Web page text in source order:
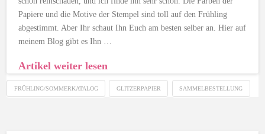
Papiere und die Motive der Stempel sind toll auf den Frühling
abgestimmt. Aber Ihr schaut Ihn Euch am besten selber an. Hier auf
meinem Blog gibt es Ihn …
Artikel weiter lesen
FRÜHLING/SOMMERKATALOG GLITZERPAPIER SAMMELBESTELLUNG